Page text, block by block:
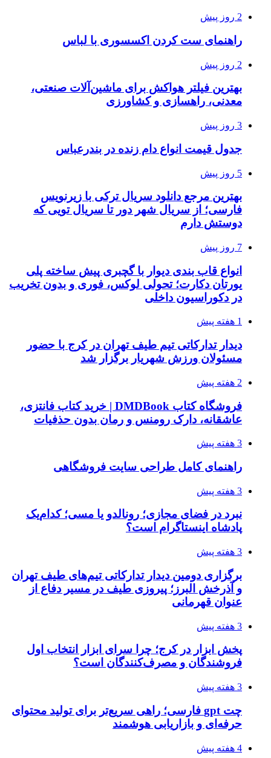
2 روز پیش
راهنمای ست کردن اکسسوری با لباس
2 روز پیش
بهترین فیلتر هواکش برای ماشین‌آلات صنعتی،
معدنی، راهسازی و کشاورزی
3 روز پیش
جدول قیمت انواع دام زنده در بندرعباس
5 روز پیش
بهترین مرجع دانلود سریال ترکی با زیرنویس
فارسی؛ از سریال شهر دور تا سریال تویی که
دوستش دارم
7 روز پیش
انواع قاب بندی دیوار با گچبری پیش ساخته پلی
یورتان دکارت؛ تحولی لوکس، فوری و بدون تخریب
در دکوراسیون داخلی
1 هفته پیش
دیدار تدارکاتی تیم طیف تهران در کرج با حضور
مسئولان ورزش شهریار برگزار شد
2 هفته پیش
فروشگاه کتاب DMDBook | خرید کتاب فانتزی،
عاشقانه، دارک رومنس و رمان بدون حذفیات
3 هفته پیش
راهنمای کامل طراحی سایت فروشگاهی
3 هفته پیش
نبرد در فضای مجازی؛ رونالدو یا مسی؛ کدام‌یک
پادشاه اینستاگرام است؟
3 هفته پیش
برگزاری دومین دیدار تدارکاتی تیم‌های طیف تهران
و آذرخش البرز؛ پیروزی طیف در مسیر دفاع از
عنوان قهرمانی
3 هفته پیش
پخش ابزار در کرج؛ چرا سرای ابزار انتخاب اول
فروشندگان و مصرف‌کنندگان است؟
3 هفته پیش
چت gpt فارسی؛ راهی سریع‌تر برای تولید محتوای
حرفه‌ای و بازاریابی هوشمند
4 هفته پیش